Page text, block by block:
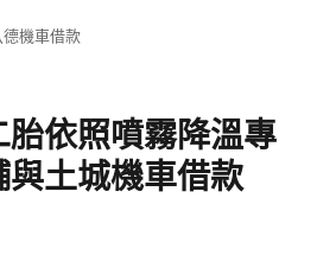
德機車借款
依照噴霧降溫專
與土城機車借款